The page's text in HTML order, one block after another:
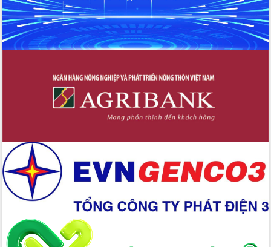
Tập huấn nâng cao năng lực triển khai
chuyển đổi số cho cán bộ, công chức
cấp xã
Đắk Lắk phát động hưởng ứng Ngày
Đẩy mạnh cải cách hành chính, quyết
tâm đạt được mục tiêu tăng trưởng
hai con số trong năm 2026
Phó Bí thư Tỉnh ủy Đắk Lắk Đỗ Hữu
Huy giữ chức Bí thư Đảng ủy Ủy Ban
Nhân dân tỉnh
Bệnh án điện tử thúc đẩy chuyển đổi
số y tế tại Đắk Lắk
Chuyển đổi số thư viện: Mở rộng
không gian tri thức trong thời đại số